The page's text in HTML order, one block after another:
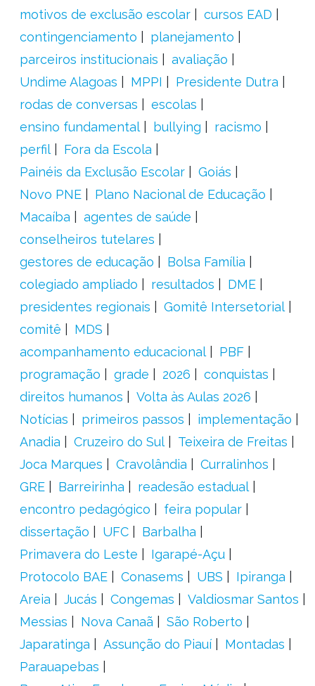
motivos de exclusão escolar
cursos EAD
contingenciamento
planejamento
parceiros institucionais
avaliação
Undime Alagoas
MPPI
Presidente Dutra
rodas de conversas
escolas
ensino fundamental
bullying
racismo
perfil
Fora da Escola
Painéis da Exclusão Escolar
Goiás
Novo PNE
Plano Nacional de Educação
Macaíba
agentes de saúde
conselheiros tutelares
gestores de educação
Bolsa Família
colegiado ampliado
resultados
DME
presidentes regionais
Gomitê Intersetorial
comitê
MDS
acompanhamento educacional
PBF
programação
grade 2026
conquistas
direitos humanos
Volta às Aulas 2026
Notícias
primeiros passos
implementação
Anadia
Cruzeiro do Sul
Teixeira de Freitas
Joca Marques
Cravolândia
Curralinhos
GRE
Barreirinha
readesão estadual
encontro pedagógico
feira popular
dissertação
UFC
Barbalha
Primavera do Leste
Igarapé-Açu
Protocolo BAE
Conasems UBS
Ipiranga
Areia
Jucás Congemas
Valdiosmar Santos
Messias
Nova Canaã
São Roberto
Japaratinga
Assunção do Piauí
Montadas
Parauapebas